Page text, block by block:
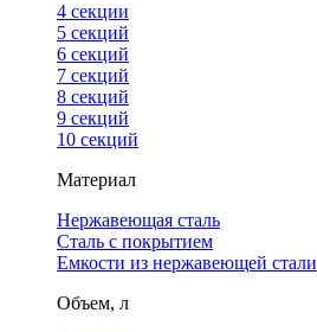
4 cекции
5 секций
6 секций
7 секций
8 секций
9 секций
10 секций
Материал
Нержавеющая сталь
Сталь с покрытием
Емкости из нержавеющей стали
Объем, л